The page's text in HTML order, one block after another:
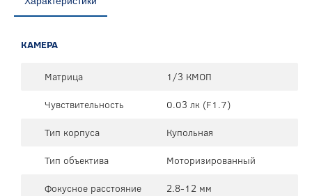
КАМЕРА
Матрица
1/3 КМОП
Чувствительность
0.03 лк (F1.7)
Тип корпуса
Купольная
Тип объектива
Моторизированный
Фокусное расстояние
2.8-12 мм